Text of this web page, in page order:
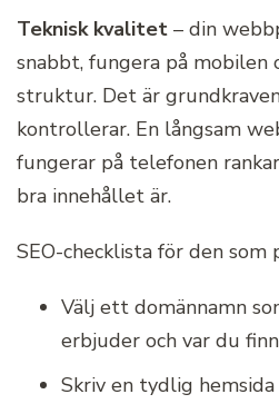
Teknisk kvalitet – din
snabbt, fungera på mobilen
struktur. Det är
kontrollerar. En långsam
fungerar på telefonen
bra innehållet är.
SEO-checklista för den som
Välj ett domännamn
erbjuder och var du
Skriv en tydlig